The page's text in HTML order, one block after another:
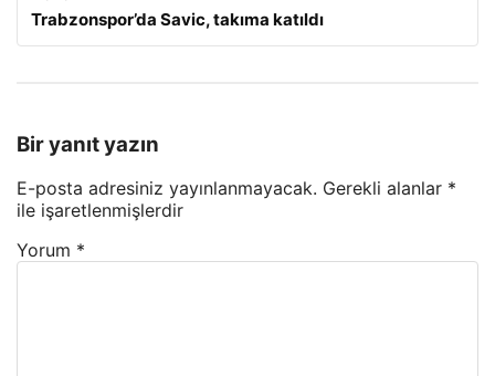
Trabzonspor’da Savic, takıma katıldı
Bir yanıt yazın
E-posta adresiniz yayınlanmayacak. Gerekli alanlar *
ile işaretlenmişlerdir
Yorum *